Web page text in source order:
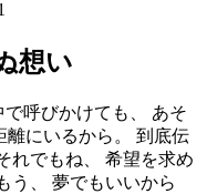
想い
呼びかけても、 あそ
離にいるから。 到底伝
れでもね、 希望を求め
う、 夢でもいいから